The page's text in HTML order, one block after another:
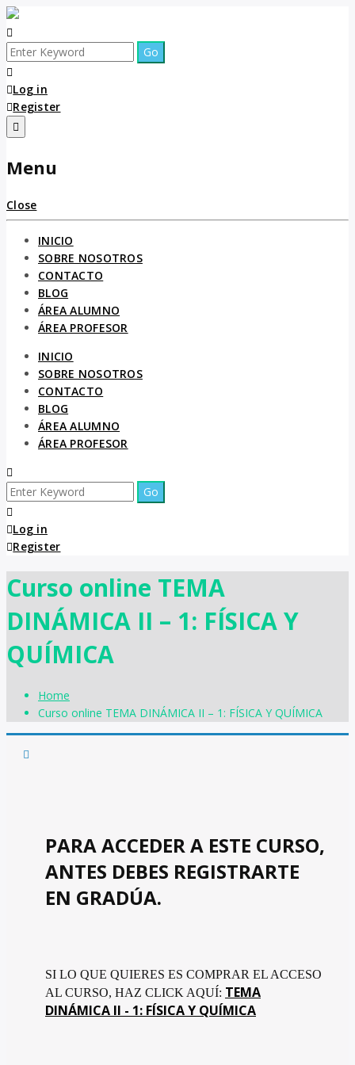
Log in
Register
Menu
Close
INICIO
SOBRE NOSOTROS
CONTACTO
BLOG
ÁREA ALUMNO
ÁREA PROFESOR
INICIO
SOBRE NOSOTROS
CONTACTO
BLOG
ÁREA ALUMNO
ÁREA PROFESOR
Log in
Register
Curso online TEMA
DINÁMICA II – 1: FÍSICA Y
QUÍMICA
Home
Curso online TEMA DINÁMICA II – 1: FÍSICA Y QUÍMICA
PARA ACCEDER A ESTE CURSO,
ANTES DEBES REGISTRARTE
EN GRADÚA.
SI LO QUE QUIERES ES COMPRAR EL ACCESO
AL CURSO, HAZ CLICK AQUÍ: TEMA
DINÁMICA II - 1: FÍSICA Y QUÍMICA